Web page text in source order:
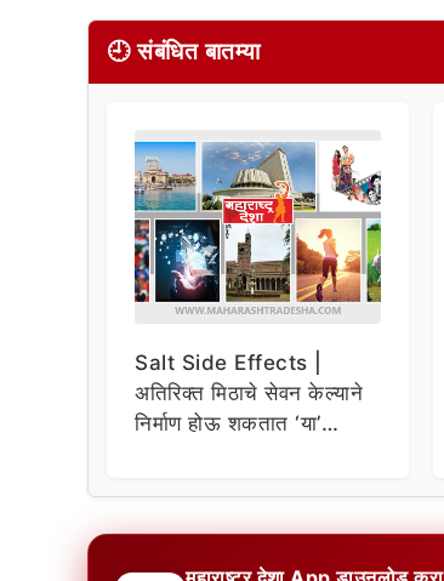
🕘 संबंधित बातम्या
Salt Side Effects |
अतिरिक्त मिठाचे सेवन केल्याने
निर्माण होऊ शकतात ‘या’